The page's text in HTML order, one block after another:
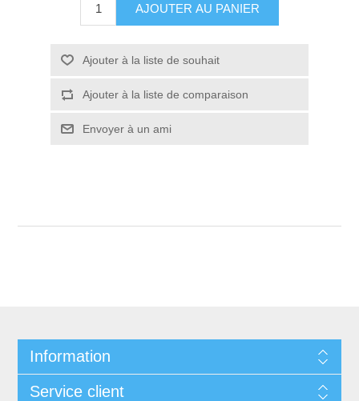
AJOUTER AU PANIER
Ajouter à la liste de souhait
Ajouter à la liste de comparaison
Envoyer à un ami
Information
Service client